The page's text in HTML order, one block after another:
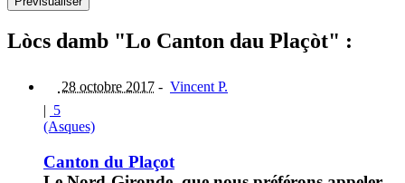
Lòcs damb "Lo Canton dau Plaçòt" :
28 octobre 2017 - Vincent P.
| 5
(Asques)
Canton du Plaçot